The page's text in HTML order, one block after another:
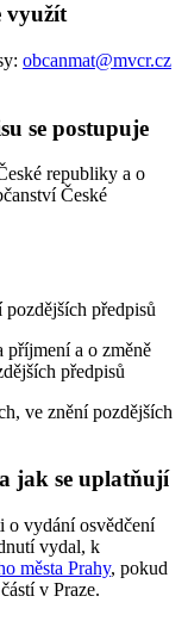
využít
obcanmat@mvcr.cz
se postupuje
republiky a o
České
předpisů
příjmení a o změně
předpisů
ve znění pozdějších
jak se uplatňují
o vydání osvědčení
vydal, k
města Prahy, pokud
v Praze.